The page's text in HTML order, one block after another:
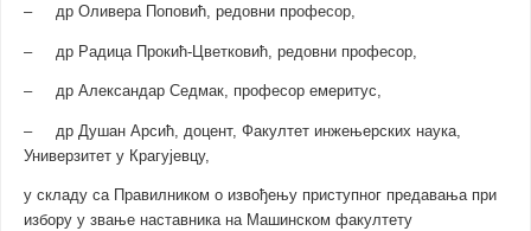
– др Оливера Поповић, редовни професор,
– др Радица Прокић-Цветковић, редовни професор,
– др Александар Седмак, професор емеритус,
– др Душан Арсић, доцент, Факултет инжењерских наука,
Универзитет у Крагујевцу,
у складу са Правилником о извођењу приступног предавања при
избору у звање наставника на Машинском факултету